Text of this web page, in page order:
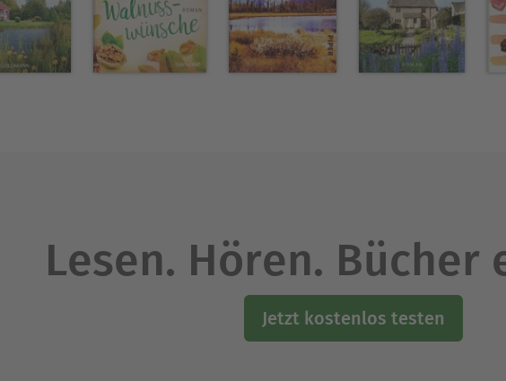
Lesen. Hören. Bücher
Jetzt kostenlos testen